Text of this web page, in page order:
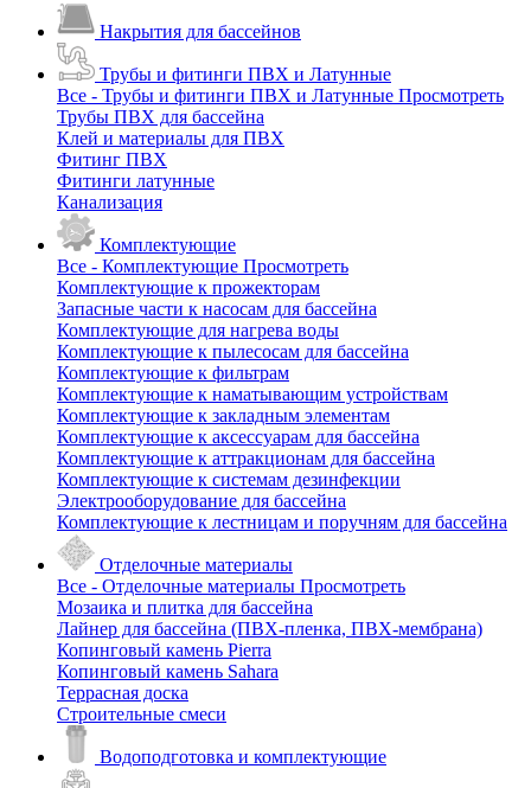
Накрытия для бассейнов
Трубы и фитинги ПВХ и Латунные
Все - Трубы и фитинги ПВХ и Латунные Просмотреть
Трубы ПВХ для бассейна
Клей и материалы для ПВХ
Фитинг ПВХ
Фитинги латунные
Канализация
Комплектующие
Все - Комплектующие Просмотреть
Комплектующие к прожекторам
Запасные части к насосам для бассейна
Комплектующие для нагрева воды
Комплектующие к пылесосам для бассейна
Комплектующие к фильтрам
Комплектующие к наматывающим устройствам
Комплектующие к закладным элементам
Комплектующие к аксессуарам для бассейна
Комплектующие к аттракционам для бассейна
Комплектующие к системам дезинфекции
Электрооборудование для бассейна
Комплектующие к лестницам и поручням для бассейна
Отделочные материалы
Все - Отделочные материалы Просмотреть
Мозаика и плитка для бассейна
Лайнер для бассейна (ПВХ-пленка, ПВХ-мембрана)
Копинговый камень Pierra
Копинговый камень Sahara
Террасная доска
Строительные смеси
Водоподготовка и комплектующие